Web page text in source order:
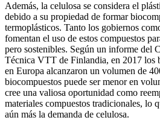
Además, la celulosa se considera el
debido a su propiedad de formar
termoplásticos. Tanto los gobiernos
fomentan el uso de estos compuestos
pero sostenibles. Según un informe del
Técnica VTT de Finlandia, en 2017 los
en Europa alcanzaron un volumen de
biocompuestos puede ser menor en
cree una valiosa oportunidad como
materiales compuestos tradicionales, lo
aún más la demanda de celulosa.